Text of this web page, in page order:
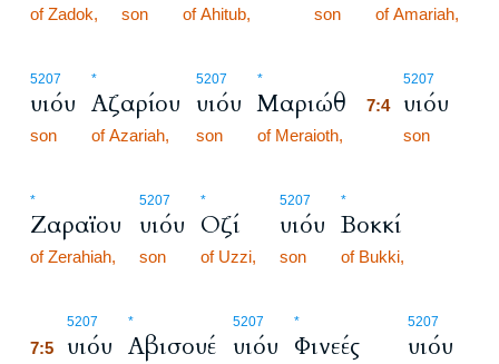
of Zadok, son of Ahitub, son of Amariah,
5207
υιόυ
son
*
Αζαρίου
of Azariah,
5207
υιόυ
son
*
Μαριώθ
of Meraioth,
5207
7:4 υιόυ
son
*
Ζαραϊου
of Zerahiah,
5207
υιόυ
son
*
Οζί
of Uzzi,
5207
υιόυ
son
*
Βοκκί
of Bukki,
5207
7:5 υιόυ
*
Αβισουέ
5207
υιόυ
*
Φινεές
5207
υιόυ